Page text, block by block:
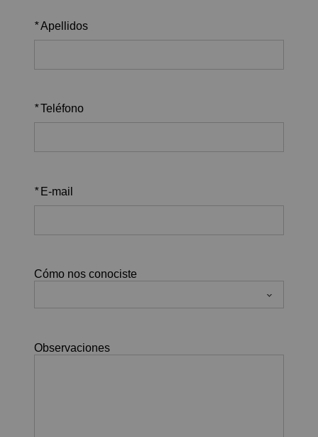
*Apellidos
*Teléfono
* E-mail
Cómo nos conociste
Observaciones